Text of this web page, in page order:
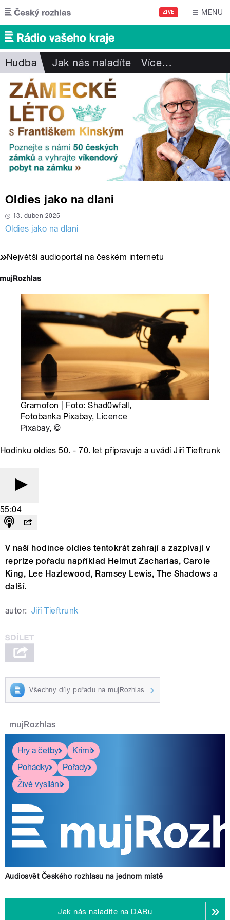
Přejít k hlavnímu obsahu
ŽIVĚ MENU
Hudba Jak nás naladíte Více…
Oldies jako na dlani
13. duben 2025
Oldies jako na dlani
Největší audioportál na českém internetu
Gramofon | Foto: Shad0wfall,
Fotobanka Pixabay, Licence
Pixabay,©
Hodinku oldies 50. - 70. let připravuje a uvádí Jiří Tieftrunk
55:04
V naší hodince oldies tentokrát zahrají a zazpívají v
repríze pořadu například Helmut Zacharias, Carole
King, Lee Hazlewood, Ramsey Lewis, The Shadows a
další.
autor: Jiří Tieftrunk
Všechny díly pořadu na mujRozhlas
mujRozhlas
Hry a četby
Krimi
Pohádky
Pořady
Živé vysílání
Audiosvět Českého rozhlasu na jednom místě
Jak nás naladíte na DABu